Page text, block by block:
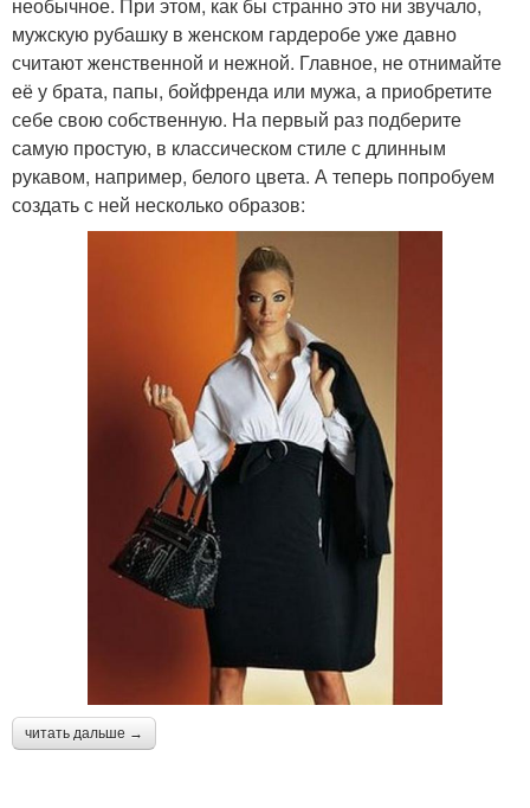
необычное. При этом, как бы странно это ни звучало,
мужскую рубашку в женском гардеробе уже давно
считают женственной и нежной. Главное, не отнимайте
её у брата, папы, бойфренда или мужа, а приобретите
себе свою собственную. На первый раз подберите
самую простую, в классическом стиле с длинным
рукавом, например, белого цвета. А теперь попробуем
создать с ней несколько образов:
читать дальше →